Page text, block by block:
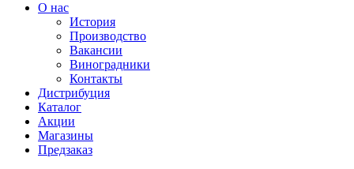
О нас
История
Производство
Вакансии
Виноградники
Контакты
Дистрибуция
Каталог
Акции
Магазины
Предзаказ